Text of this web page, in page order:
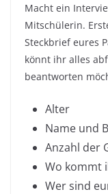
Macht ein
Mitschülerin.
Steckbrief eures
könnt ihr alles
beantworten
Alter
Name und
Anzahl der
Wo kommt
Wer sind